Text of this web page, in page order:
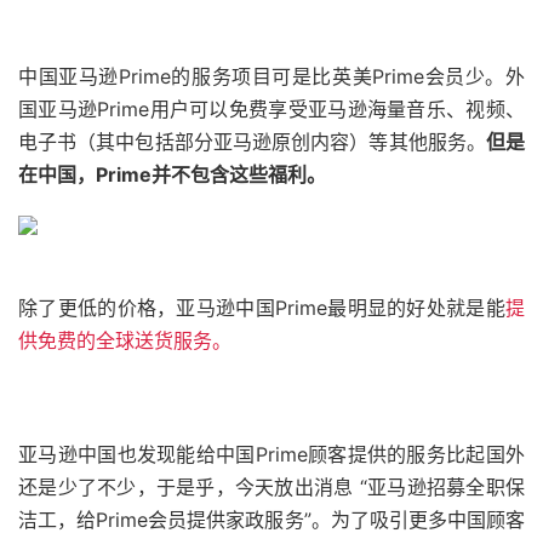
中国亚马逊Prime的服务项目可是比英美Prime会员少。外
国亚马逊Prime用户可以免费享受亚马逊海量音乐、视频、
电子书（其中包括部分亚马逊原创内容）等其他服务。 但是
在中国，Prime并不包含这些福利。
除了更低的价格，亚马逊中国Prime最明显的好处就是能提
供免费的全球送货服务。
亚马逊中国也发现能给中国Prime顾客提供的服务比起国外
还是少了不少，于是乎，今天放出消息 “亚马逊招募全职保
洁工，给Prime会员提供家政服务”。为了吸引更多中国顾客